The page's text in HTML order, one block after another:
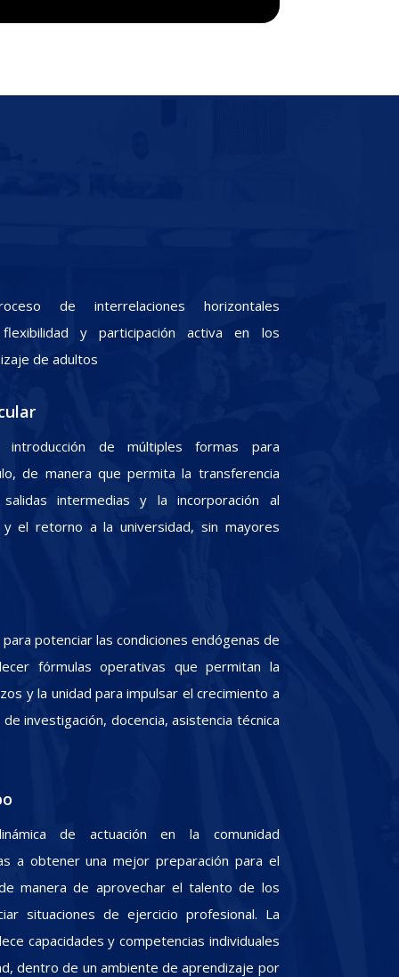
de interrelaciones horizontales
y participación activa en los
de adultos
introducción de múltiples formas para
de manera que permita la transferencia
intermedias y la incorporación al
el retorno a la universidad, sin mayores
potenciar las condiciones endógenas de
fórmulas operativas que permitan la
y la unidad para impulsar el crecimiento a
investigación, docencia, asistencia técnica
de actuación en la comunidad
a obtener una mejor preparación para el
manera de aprovechar el talento de los
situaciones de ejercicio profesional. La
capacidades y competencias individuales
dentro de un ambiente de aprendizaje por